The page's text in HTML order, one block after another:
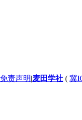
免责声明|麦田学社 ( 冀